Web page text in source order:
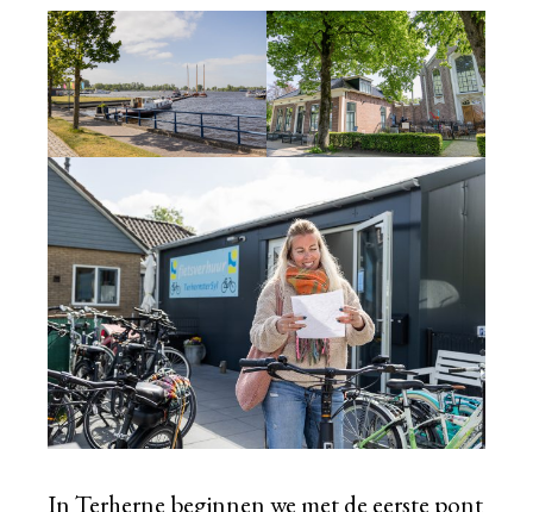
In Terherne beginnen we met de eerste pont